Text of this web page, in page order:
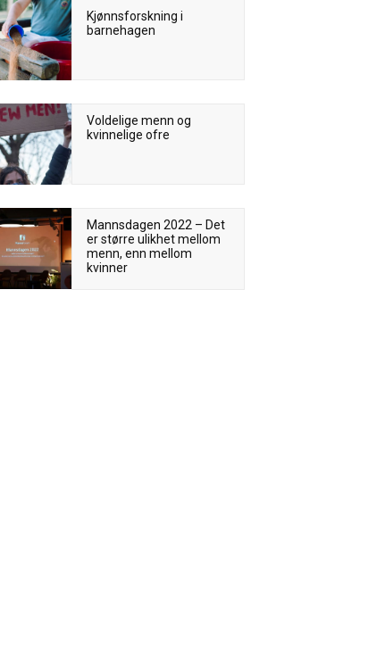
Kjønnsforskning i
barnehagen
Voldelige menn og
kvinnelige ofre
Mannsdagen 2022 – Det
er større ulikhet mellom
menn, enn mellom
kvinner